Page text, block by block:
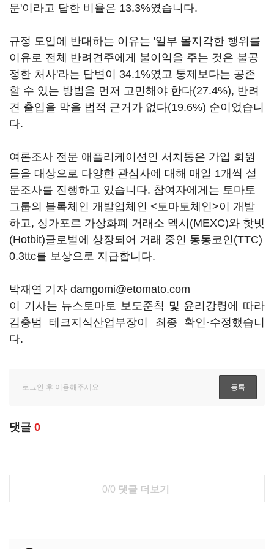
문'이라고 답한 비율은 13.3%였습니다.
규정 도입에 반대하는 이유는 '일부 몰지각한 행위를
이유로 전체 반려견주에게 불이익을 주는 것은 불공
정한 처사'라는 답변이 34.1%였고 통제보다는 공존
할 수 있는 방법을 먼저 고민해야 한다(27.4%), 반려
견 출입을 막을 법적 근거가 없다(19.6%) 순이었습니
다.
여론조사 전문 애플리케이션인 서치통은 가입 회원
들을 대상으로 다양한 관심사에 대해 매일 1개씩 설
문조사를 진행하고 있습니다. 참여자에게는 토마토
그룹의 블록체인 개발업체인 <토마토체인>이 개발
하고, 싱가포르 가상화폐 거래소 멕시(MEXC)와 핫빗
(Hotbit)글로벌에 상장되어 거래 중인 통통코인(TTC)
0.3ttc를 보상으로 지급합니다.
박재연 기자 damgomi@etomato.com
이 기사는 뉴스토마토 보도준칙 및 윤리강령에 따라
김충범 테크지식산업부장이 최종 확인·수정했습니
다.
댓글 0
0/0 댓글 더보기